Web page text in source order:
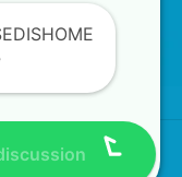
RÉSERVÉS